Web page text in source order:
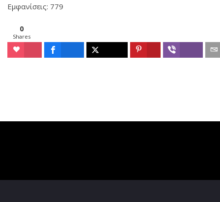
Εμφανίσεις: 779
0
Shares